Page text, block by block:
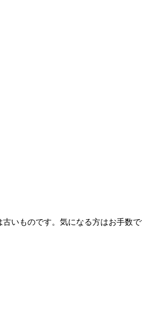
いものです。気になる方はお手数で